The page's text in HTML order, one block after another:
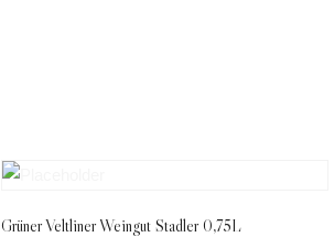
Grüner Veltliner Weingut Stadler 0,75L